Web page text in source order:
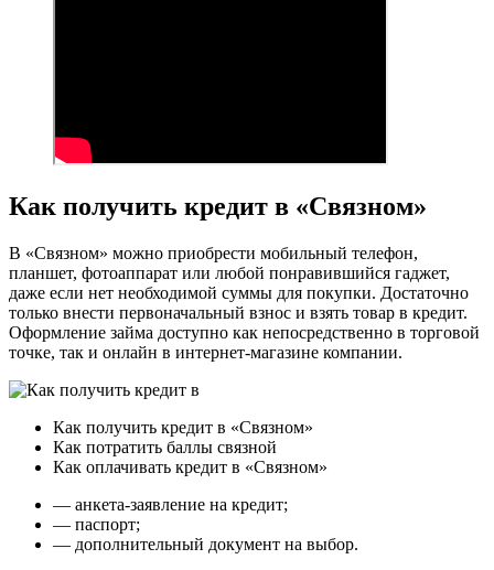
Как получить кредит в «Связном»
В «Связном» можно приобрести мобильный телефон,
планшет, фотоаппарат или любой понравившийся гаджет,
даже если нет необходимой суммы для покупки. Достаточно
только внести первоначальный взнос и взять товар в кредит.
Оформление займа доступно как непосредственно в торговой
точке, так и онлайн в интернет-магазине компании.
Как получить кредит в «Связном»
Как потратить баллы связной
Как оплачивать кредит в «Связном»
— анкета-заявление на кредит;
— паспорт;
— дополнительный документ на выбор.